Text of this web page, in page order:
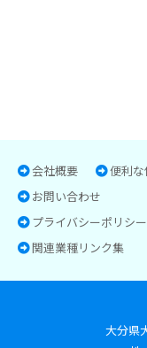
会社概要
便利
お問い合わせ
プライバシーポリシー
関連業種リンク集
大分県